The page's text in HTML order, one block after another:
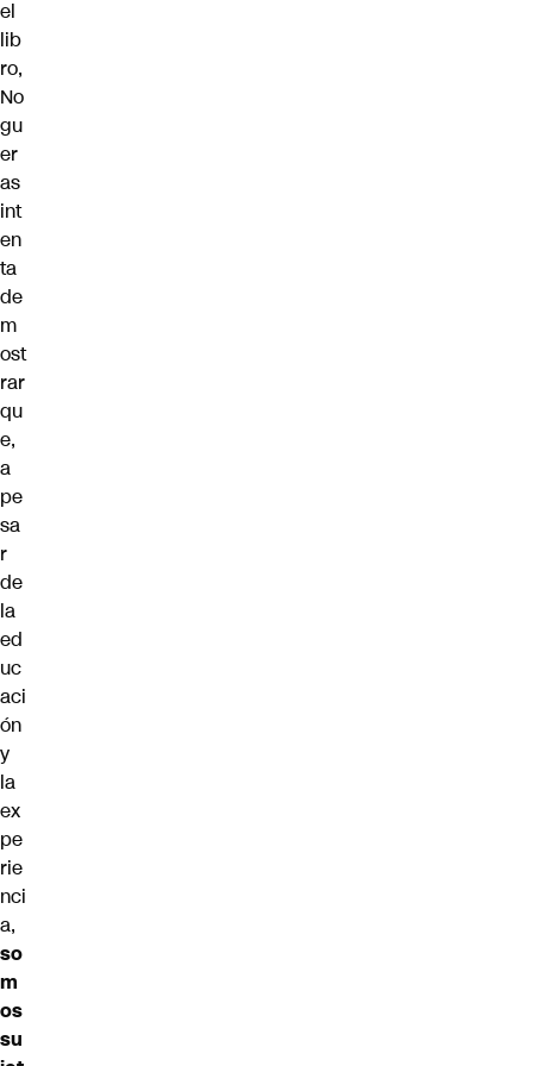
el
lib
ro,
No
gu
er
as
int
en
ta
de
m
ost
rar
qu
e,
a
pe
sa
r
de
la
ed
uc
aci
ón
y
la
ex
pe
rie
nci
a,
so
m
os
su